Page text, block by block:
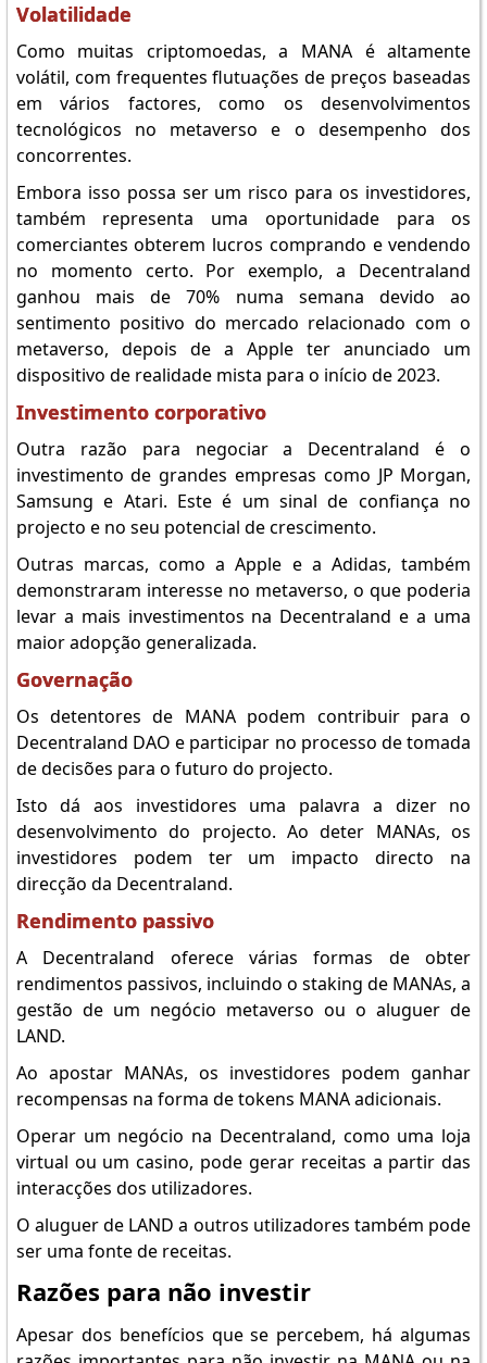
Volatilidade
Como muitas criptomoedas, a MANA é altamente
volátil, com frequentes flutuações de preços baseadas
em vários factores, como os desenvolvimentos
tecnológicos no metaverso e o desempenho dos
concorrentes.
Embora isso possa ser um risco para os investidores,
também representa uma oportunidade para os
comerciantes obterem lucros comprando e vendendo
no momento certo. Por exemplo, a Decentraland
ganhou mais de 70% numa semana devido ao
sentimento positivo do mercado relacionado com o
metaverso, depois de a Apple ter anunciado um
dispositivo de realidade mista para o início de 2023.
Investimento corporativo
Outra razão para negociar a Decentraland é o
investimento de grandes empresas como JP Morgan,
Samsung e Atari. Este é um sinal de confiança no
projecto e no seu potencial de crescimento.
Outras marcas, como a Apple e a Adidas, também
demonstraram interesse no metaverso, o que poderia
levar a mais investimentos na Decentraland e a uma
maior adopção generalizada.
Governação
Os detentores de MANA podem contribuir para o
Decentraland DAO e participar no processo de tomada
de decisões para o futuro do projecto.
Isto dá aos investidores uma palavra a dizer no
desenvolvimento do projecto. Ao deter MANAs, os
investidores podem ter um impacto directo na
direcção da Decentraland.
Rendimento passivo
A Decentraland oferece várias formas de obter
rendimentos passivos, incluindo o staking de MANAs, a
gestão de um negócio metaverso ou o aluguer de
LAND.
Ao apostar MANAs, os investidores podem ganhar
recompensas na forma de tokens MANA adicionais.
Operar um negócio na Decentraland, como uma loja
virtual ou um casino, pode gerar receitas a partir das
interacções dos utilizadores.
O aluguer de LAND a outros utilizadores também pode
ser uma fonte de receitas.
Razões para não investir
Apesar dos benefícios que se percebem, há algumas